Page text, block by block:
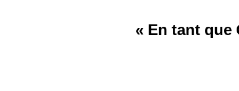
« En tant que